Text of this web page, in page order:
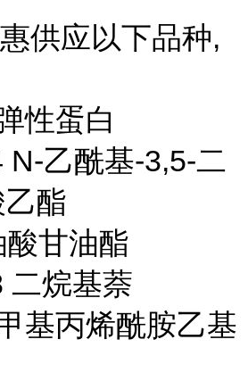
供应以下品种,
性蛋白
N-乙酰基-3,5-二
酯
甘油酯
二烷基萘
基丙烯酰胺乙基